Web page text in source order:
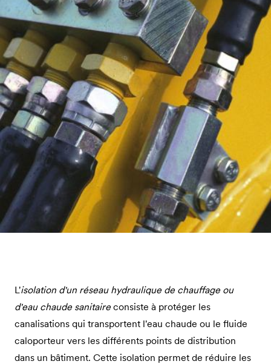
L'isolation d'un réseau hydraulique de chauffage ou
d'eau chaude sanitaire consiste à protéger les
canalisations qui transportent l'eau chaude ou le fluide
caloporteur vers les différents points de distribution
dans un bâtiment. Cette isolation permet de réduire les